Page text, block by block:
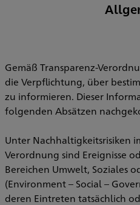
Gemäß Transparenz-
die Verpflichtung, über
zu informieren. Dieser
folgenden Absätzen
Unter Nachhaltigkeitsrisiken
Verordnung sind Ereignisse
Bereichen Umwelt, Soziales
(Environment – Social –
deren Eintreten tatsächlich